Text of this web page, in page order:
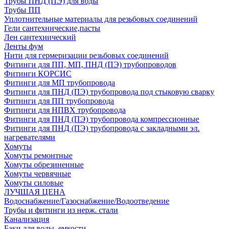
Трубы ПП
Уплотнительные материалы для резьбовых соединений
Гели сантехнические,пасты
Лен сантехнический
Ленты фум
Нити для гермеризации резьбовых соединений
Фитинги для ПП, МП, ПНД (ПЭ) трубопроводов
Фитинги КОРСИС
Фитинги для МП трубопровода
Фитинги для ПНД (ПЭ) трубопровода под стыковую сварку
Фитинги для ПП трубопровода
Фитинги для НПВХ трубопровода
Фитинги для ПНД (ПЭ) трубопровода компрессионные
Фитинги для ПНД (ПЭ) трубопровода с закладными эл.
нагревателями
Хомуты
Хомуты ремонтные
Хомуты обрезиненные
Хомуты червячные
Хомуты силовые
ЛУЧШАЯ ЦЕНА
Водоснабжение/Газоснабжение/Водоотведение
Трубы и фитинги из нерж. стали
Канализация